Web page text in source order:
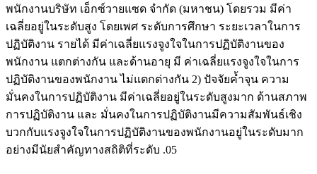
พนักงานบริษัท เอ็กซ์วายแซด จำกัด (มหาชน) โดยรวม มีค่า
เฉลี่ยอยู่ในระดับสูง โดยเพศ ระดับการศึกษา ระยะเวลาในการ
ปฏิบัติงาน รายได้ มีค่าเฉลี่ยแรงจูงใจในการปฏิบัติงานของ
พนักงาน แตกต่างกัน และด้านอายุ มี ค่าเฉลี่ยแรงจูงใจในการ
ปฏิบัติงานของพนักงาน ไม่แตกต่างกัน 2) ปัจจัยค้ำจุน ความ
มั่นคงในการปฏิบัติงาน มีค่าเฉลี่ยอยู่ในระดับสูงมาก ด้านสภาพ
การปฏิบัติงาน และ มั่นคงในการปฏิบัติงานมีความสัมพันธ์เชิง
บวกกับแรงจูงใจในการปฏิบัติงานของพนักงานอยู่ในระดับมาก
อย่างมีนัยสำคัญทางสถิติที่ระดับ .05